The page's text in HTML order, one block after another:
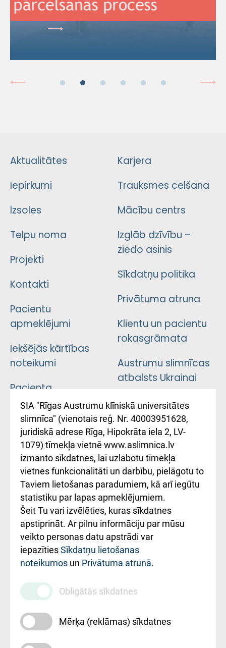
Aktualitātes
Iepirkumi
Izsoles
Telpu noma
Projekti
Kontakti
Pacientu
apmeklējumi
Iekšējās kārtības
noteikumi
Pacienta
atsauksmju/sūdzību
iesniegšanas
kārtība
Kā pie mums nokļūt
Rēķinu apmaksas
ceļvedis
Rekvizīti un
ārstniecības
iestādes kods
010000234
Maksas
pakalpojumu
cenrādis
Karjera
Trauksmes celšana
Mācību centrs
Izglāb dzīvību –
ziedo asinis
Sīkdatņu politika
Privātuma atruna
Klientu un pacientu
rokasgrāmata
Austrumu slimnīcas
atbalsts Ukrainai
Підтримка Східної
лікарні та співпраця з
Україною
SIA "Rīgas Austrumu klīniskā universitātes
slimnīca" (vienotais reģ. Nr. 40003951628,
juridiskā adrese Rīga, Hipokrāta iela 2, LV-
1079) tīmekļa vietnē www.aslimnica.lv
izmanto sīkdatnes, lai uzlabotu tīmekļa
vietnes funkcionalitāti un darbību, pielāgotu to
Taviem lietošanas paradumiem, kā arī iegūtu
statistiku par lapas apmeklējumiem.
Šeit Tu vari izvēlēties, kuras sīkdatnes
apstiprināt. Ar pilnu informāciju par mūsu
veikto personas datu apstrādi var
iepazītiesSīkdatņu lietošanas
noteikumos un Privātuma atrunā.
Obligātās sīkdatnes
Mērķa (reklāmas) sīkdatnes